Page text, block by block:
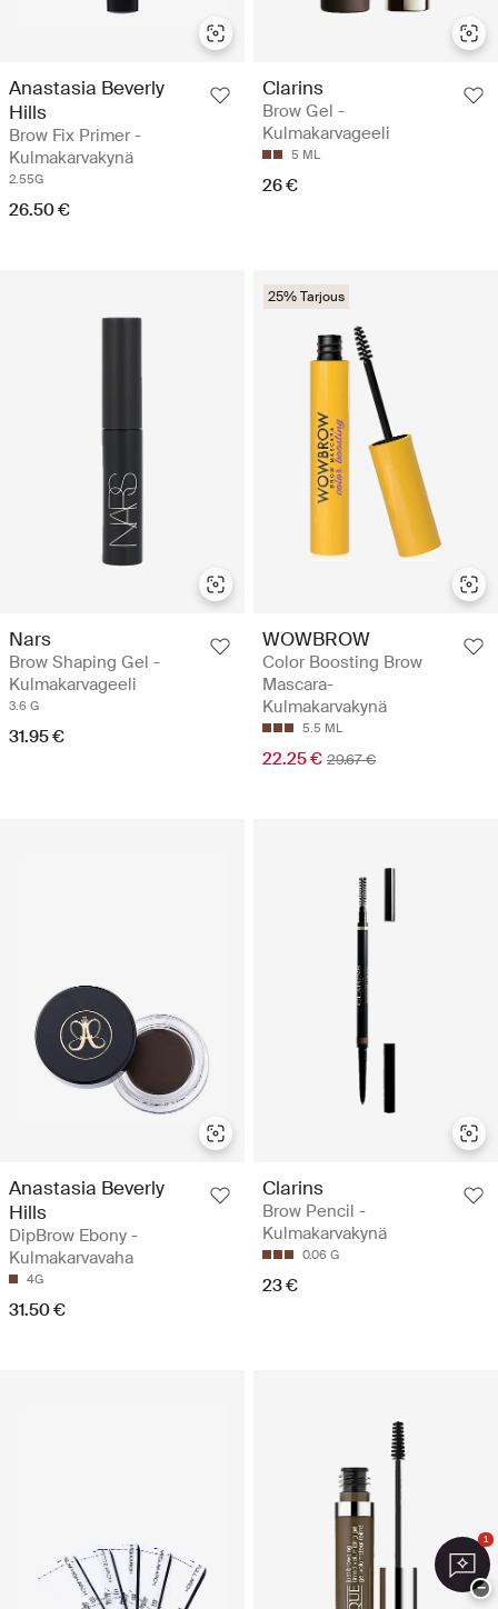
Anastasia Beverly
Hills
Brow Fix Primer -
Kulmakarvakynä
2.55G
26.50 €
Clarins
Brow Gel -
Kulmakarvageeli
5 ML
26 €
Nars
Brow Shaping Gel -
Kulmakarvageeli
3.6 G
31.95 €
25% Tarjous
WOWBROW
Color Boosting Brow
Mascara-
Kulmakarvakynä
5.5 ML
22.25 € 29.67 €
Anastasia Beverly
Hills
DipBrow Ebony -
Kulmakarvavaha
4G
31.50 €
Clarins
Brow Pencil -
Kulmakarvakynä
0.06 G
23 €
1
−